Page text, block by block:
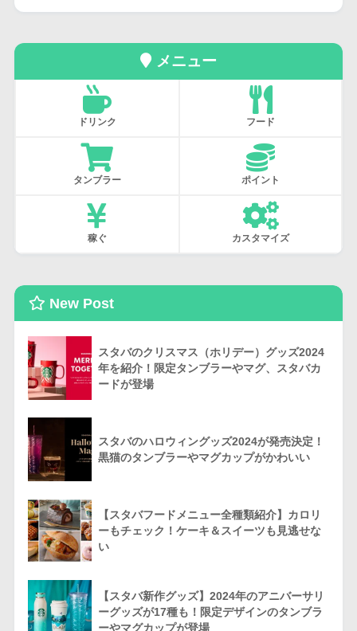
メニュー
ドリンク フード
タンブラー ポイント
稼ぐ カスタマイズ
New Post
スタバのクリスマス（ホリデー）グッズ2024
年を紹介！限定タンブラーやマグ、スタバカ
ードが登場
スタバのハロウィングッズ2024が発売決定！
黒猫のタンブラーやマグカップがかわいい
【スタバフードメニュー全種類紹介】カロリ
ーもチェック！ケーキ＆スイーツも見逃せな
い
【スタバ新作グッズ】2024年のアニバーサリ
ーグッズが17種も！限定デザインのタンブラ
ーやマグカップが登場